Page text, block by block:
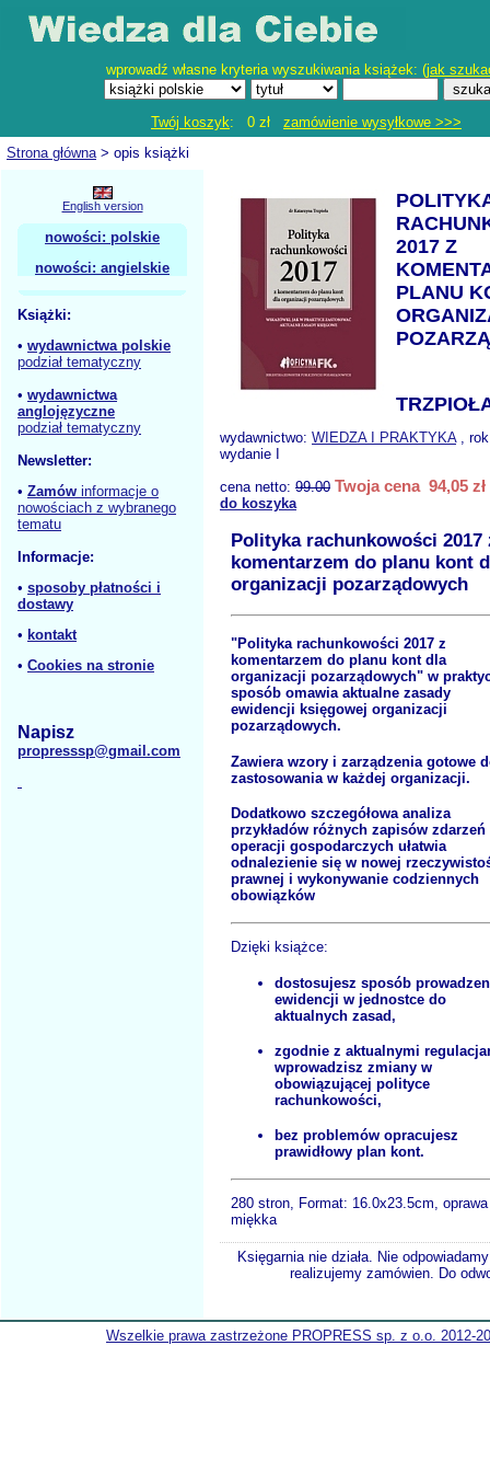
wprowadź własne kryteria wyszukiwania książek: (jak
Twój koszyk: 0 zł zamówienie wysyłkowe >>>
Strona główna> opis książki
English version
nowości: polskie
nowości: angielskie
Książki:
• wydawnictwa polskie
podział tematyczny
• wydawnictwa
anglojęzyczne
podział tematyczny
Newsletter:
• Zamów informacje o
nowościach z wybranego
tematu
Informacje:
• sposoby płatności i
dostawy
• kontakt
• Cookies na stronie
Napisz
propresssp@gmail.com
2017 Z
PLANU
wydawnictwo: WIEDZA I PRAKTYKA, rok
wydanie I
cena netto: 99.00 Twoja cena 94,05 zł
do koszyka
Polityka rachunkowości 2017
komentarzem do planu kont
organizacji pozarządowych
"Polityka rachunkowości 2017 z
komentarzem do planu kont dla
organizacji pozarządowych" w
sposób omawia aktualne zasady
ewidencji księgowej organizacji
pozarządowych.
Zawiera wzory i zarządzenia gotowe
zastosowania w każdej organizacji.
Dodatkowo szczegółowa analiza
przykładów różnych zapisów zdarzeń
operacji gospodarczych ułatwia
odnalezienie się w nowej
prawnej i wykonywanie codziennych
obowiązków
Dzięki książce:
dostosujesz sposób
ewidencji w jednostce do
aktualnych zasad,
zgodnie z aktualnymi
wprowadzisz zmiany w
obowiązującej polityce
rachunkowości,
bez problemów opracujesz
prawidłowy plan kont.
280 stron, Format: 16.0x23.5cm, oprawa
miękka
Księgarnia nie działa. Nie
realizujemy zamówien. Do
Wszelkie prawa zastrzeżone PROPRESS sp. z o.o. 2012-